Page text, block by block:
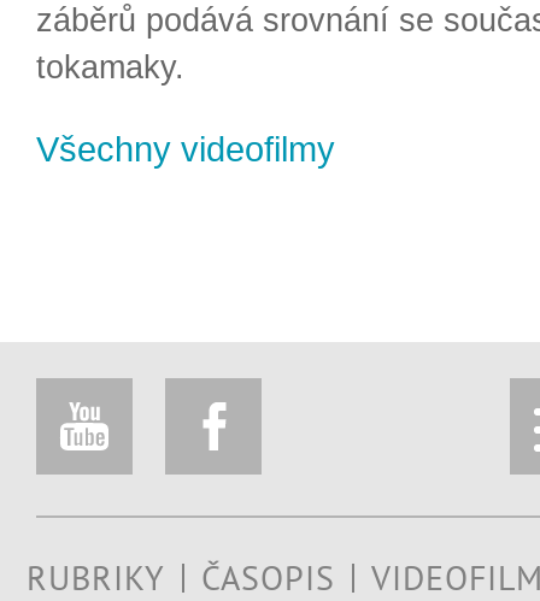
záběrů podává srovnání se
tokamaky.
Všechny videofilmy
RUBRIKY ČASOPIS